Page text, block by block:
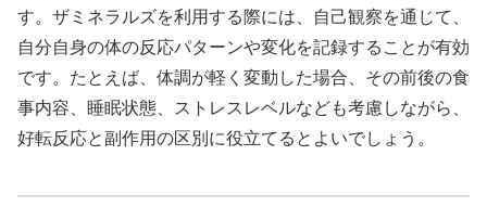
す。ザミネラルズを利用する際には、自己観察を通じて、
自分自身の体の反応パターンや変化を記録することが有効
です。たとえば、体調が軽く変動した場合、その前後の食
事内容、睡眠状態、ストレスレベルなども考慮しながら、
好転反応と副作用の区別に役立てるとよいでしょう。